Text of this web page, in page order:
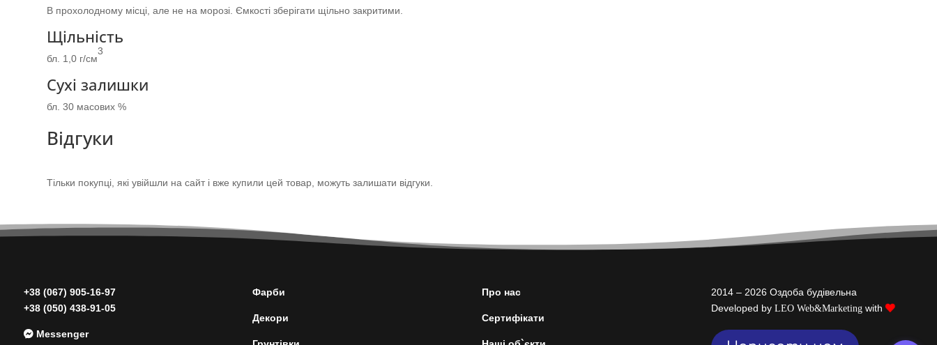
В прохолодному місці, але не на морозі. Ємкості зберігати щільно закритими.
Щільність
бл. 1,0 г/см
3
Сухі залишки
бл. 30 масових %
Відгуки
Тільки покупці, які увійшли на сайт і вже купили цей товар, можуть залишати відгуки.
+38 (067) 905-16-97
+38 (050) 438-91-05
Messenger
Фарби
Декори
Про нас
Сертифікати
2014 – 2026 Оздоба будівельна
Developed by LEO Web&Marketingwith